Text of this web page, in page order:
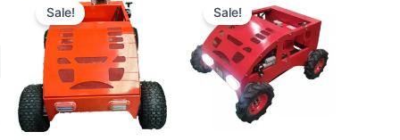
Sale!
$1,200.00
bis
$1,900.00
Produkt
weist
mehrere
Varianten
auf.
Sale!
$1,050.00
bis
$1,700.00
Produkt
weist
mehrere
Varianten